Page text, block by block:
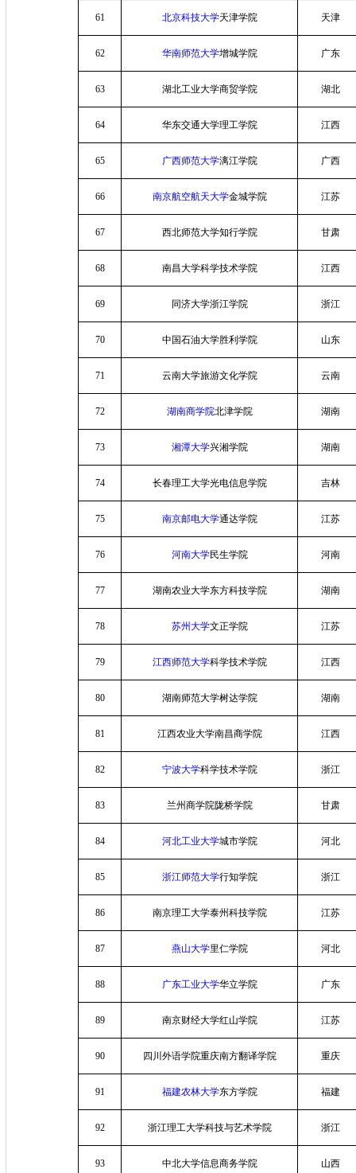
61 北京科技大学天津学院 天津
62 华南师范大学增城学院 广东
63 湖北工业大学商贸学院 湖北
64 华东交通大学理工学院 江西
65 广西师范大学漓江学院 广西
66 南京航空航天大学金城学院 江苏
67 西北师范大学知行学院 甘肃
68 南昌大学科学技术学院 江西
69 同济大学浙江学院 浙江
70 中国石油大学胜利学院 山东
71 云南大学旅游文化学院 云南
72 湖南商学院北津学院 湖南
73 湘潭大学兴湘学院 湖南
74 长春理工大学光电信息学院 吉林
75 南京邮电大学通达学院 江苏
76 河南大学民生学院 河南
77 湖南农业大学东方科技学院 湖南
78 苏州大学文正学院 江苏
79 江西师范大学科学技术学院 江西
80 湖南师范大学树达学院 湖南
81 江西农业大学南昌商学院 江西
82 宁波大学科学技术学院 浙江
83 兰州商学院陇桥学院 甘肃
84 河北工业大学城市学院 河北
85 浙江师范大学行知学院 浙江
86 南京理工大学泰州科技学院 江苏
87 燕山大学里仁学院 河北
88 广东工业大学华立学院 广东
89 南京财经大学红山学院 江苏
90 四川外语学院重庆南方翻译学院 重庆
91 福建农林大学东方学院 福建
92 浙江理工大学科技与艺术学院 浙江
93 中北大学信息商务学院 山西